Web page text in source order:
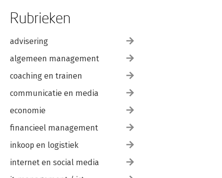
Rubrieken
advisering
algemeen management
coaching en trainen
communicatie en media
economie
financieel management
inkoop en logistiek
internet en social media